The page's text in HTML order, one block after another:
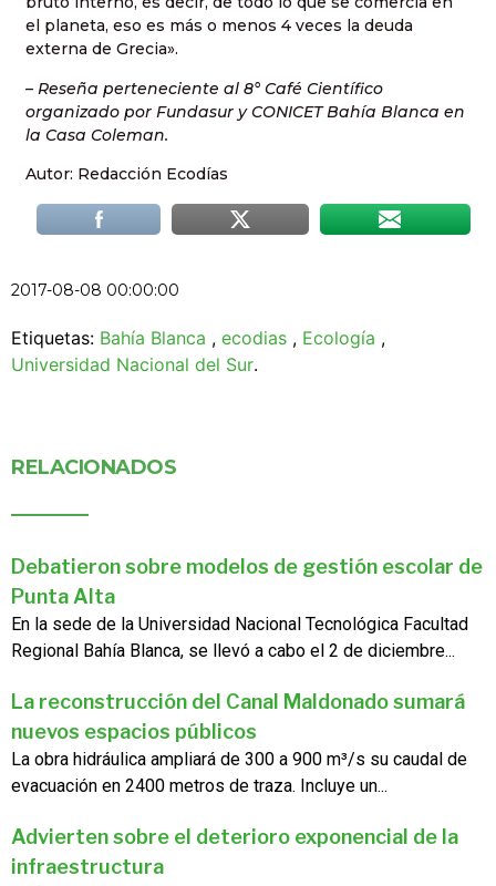
el planeta, eso es más o menos 4 veces la deuda
externa de Grecia».
– Reseña perteneciente al 8° Café Científico
organizado por Fundasur y CONICET Bahía Blanca en
la Casa Coleman.
Autor: Redacción Ecodías
2017-08-08 00:00:00
Etiquetas: Bahía Blanca , ecodias , Ecología ,
Universidad Nacional del Sur.
RELACIONADOS
Debatieron sobre modelos de gestión escolar de
Punta Alta
En la sede de la Universidad Nacional Tecnológica Facultad
Regional Bahía Blanca, se llevó a cabo el 2 de diciembre...
La reconstrucción del Canal Maldonado sumará
nuevos espacios públicos
La obra hidráulica ampliará de 300 a 900 m³/s su caudal de
evacuación en 2400 metros de traza. Incluye un...
Advierten sobre el deterioro exponencial de la
infraestructura